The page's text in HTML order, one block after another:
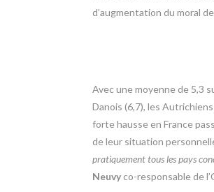
d’augmentation du moral
Avec une moyenne de 5,3
Danois (6,7), les
forte hausse en France
de leur situation
pratiquement tous les pays
Neuvy co-responsable de